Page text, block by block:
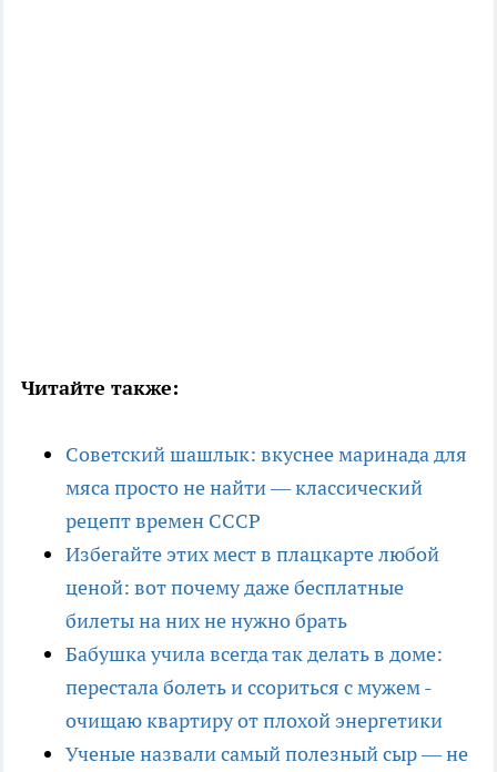
Читайте также:
Советский шашлык: вкуснее маринада для
мяса просто не найти — классический
рецепт времен СССР
Избегайте этих мест в плацкарте любой
ценой: вот почему даже бесплатные
билеты на них не нужно брать
Бабушка учила всегда так делать в доме:
перестала болеть и ссориться с мужем -
очищаю квартиру от плохой энергетики
Ученые назвали самый полезный сыр — не